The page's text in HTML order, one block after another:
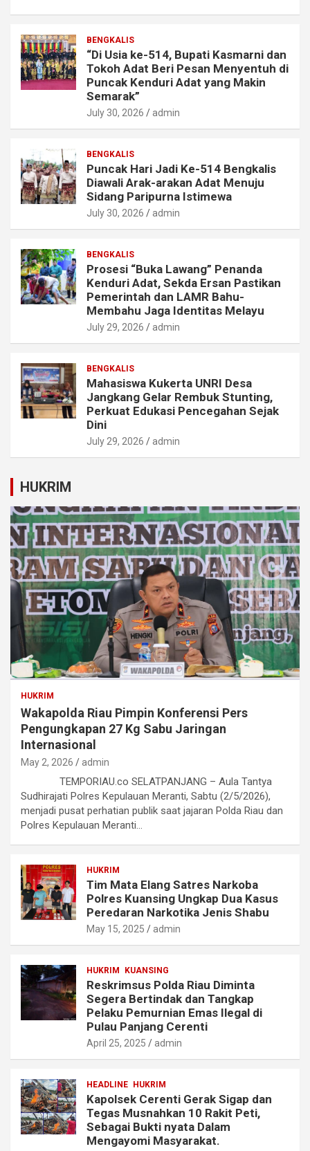
BENGKALIS
“Di Usia ke-514, Bupati Kasmarni dan
Tokoh Adat Beri Pesan Menyentuh di
Puncak Kenduri Adat yang Makin
Semarak”
July 30, 2026 admin
BENGKALIS
Puncak Hari Jadi Ke-514 Bengkalis
Diawali Arak-arakan Adat Menuju
Sidang Paripurna Istimewa
July 30, 2026 admin
BENGKALIS
Prosesi “Buka Lawang” Penanda
Kenduri Adat, Sekda Ersan Pastikan
Pemerintah dan LAMR Bahu-
Membahu Jaga Identitas Melayu
July 29, 2026 admin
BENGKALIS
Mahasiswa Kukerta UNRI Desa
Jangkang Gelar Rembuk Stunting,
Perkuat Edukasi Pencegahan Sejak
Dini
July 29, 2026 admin
HUKRIM
HUKRIM
Wakapolda Riau Pimpin Konferensi Pers
Pengungkapan 27 Kg Sabu Jaringan
Internasional
May 2, 2026 admin
TEMPORIAU.co SELATPANJANG – Aula Tantya
Sudhirajati Polres Kepulauan Meranti, Sabtu (2/5/2026),
menjadi pusat perhatian publik saat jajaran Polda Riau dan
Polres Kepulauan Meranti…
HUKRIM
Tim Mata Elang Satres Narkoba
Polres Kuansing Ungkap Dua Kasus
Peredaran Narkotika Jenis Shabu
May 15, 2025 admin
HUKRIM KUANSING
Reskrimsus Polda Riau Diminta
Segera Bertindak dan Tangkap
Pelaku Pemurnian Emas Ilegal di
Pulau Panjang Cerenti
April 25, 2025 admin
HEADLINE HUKRIM
Kapolsek Cerenti Gerak Sigap dan
Tegas Musnahkan 10 Rakit Peti,
Sebagai Bukti nyata Dalam
Mengayomi Masyarakat.